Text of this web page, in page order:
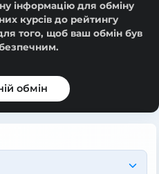
інформацію для обміну
курсів до рейтингу
того, щоб ваш обмін був
обмін